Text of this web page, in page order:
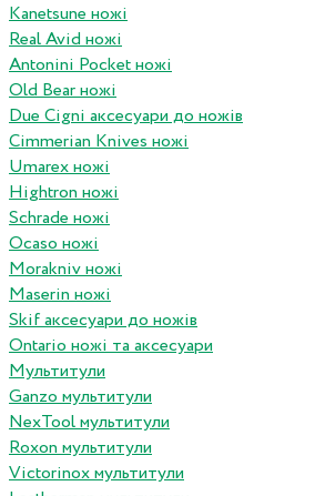
Kanetsune ножі
Real Avid ножі
Antonini Pocket ножі
Old Bear ножі
Due Cigni аксесуари до ножів
Cimmerian Knives ножі
Umarex ножі
Hightron ножі
Schrade ножі
Ocaso ножі
Morakniv ножі
Maserin ножі
Skif аксесуари до ножів
Ontario ножі та аксесуари
Мультитули
Ganzo мультитули
NexTool мультитули
Roxon мультитули
Victorinox мультитули